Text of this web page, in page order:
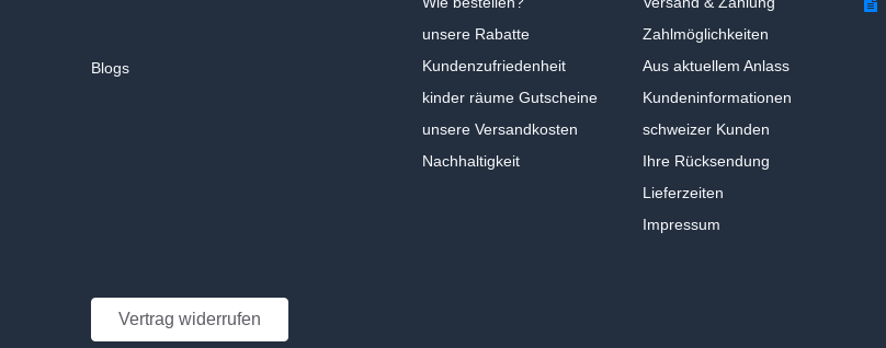
Blogs
unsere Rabatte
Kundenzufriedenheit
kinder räume Gutscheine
unsere Versandkosten
Nachhaltigkeit
Zahlmöglichkeiten
Aus aktuellem Anlass
Kundeninformationen
schweizer Kunden
Ihre Rücksendung
Lieferzeiten
Impressum
Vertrag widerrufen